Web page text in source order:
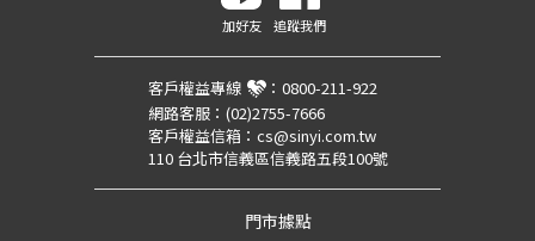
加好友 追蹤我們
客戶權益專線 ： 0800-211-922
網路客服： (02)2755-7666
客戶權益信箱： cs@sinyi.com.tw
110 台北市信義區信義路五段100號
門市據點